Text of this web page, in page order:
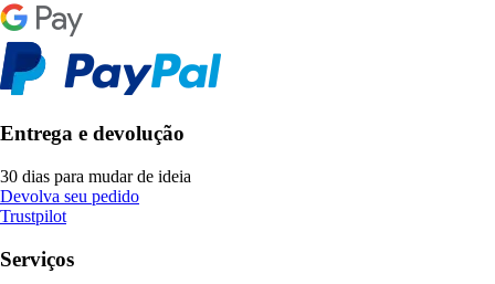
Entrega e devolução
30 dias para mudar de ideia
Devolva seu pedido
Trustpilot
Serviços